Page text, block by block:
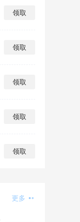
领取
领取
领取
领取
领取
更多